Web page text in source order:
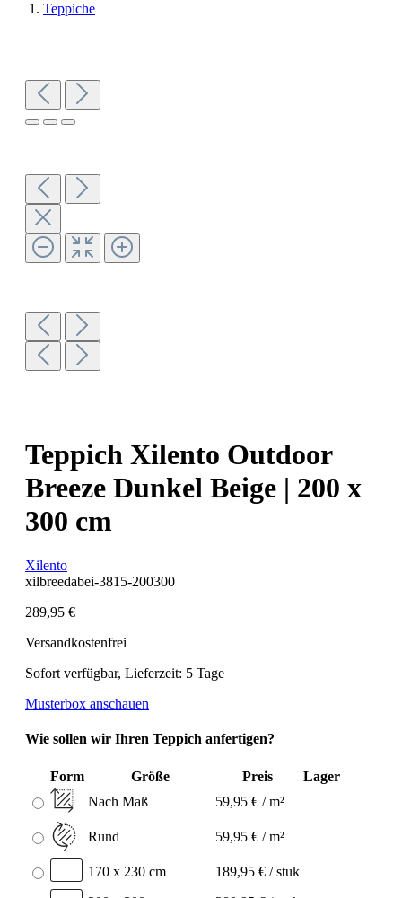
Teppiche
Teppich Xilento Outdoor
Breeze Dunkel Beige | 200 x
300 cm
Xilento
xilbreedabei-3815-200300
289,95 €
Versandkostenfrei
Sofort verfügbar, Lieferzeit: 5 Tage
Musterbox anschauen
Wie sollen wir Ihren Teppich anfertigen?
Form Größe Preis
Lager
Nach Maß
59,95 € / m²
Rund 59,95 € / m²
170 x 230 cm
189,95 € / stuk